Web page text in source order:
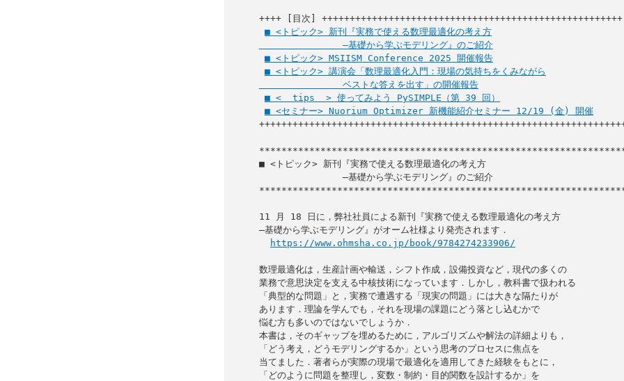
++++ [目次] ++++++++++++++++++++++++++++++++++++++++++++++++++++++
■ <トピック> 新刊『実務で使える数理最適化の考え方
               ―基礎から学ぶモデリング』のご紹介
■ <トピック> MSIISM Conference 2025 開催報告
■ <トピック> 講演会「数理最適化入門：現場の気持ちをくみながら
               ベストな答えを出す」の開催報告
■ <  tips  > 使ってみよう PySIMPLE（第 39 回）
■ <セミナー> Nuorium Optimizer 新機能紹介セミナー 12/19 (金) 開催
■ <トピック> 新刊『実務で使える数理最適化の考え方
11 月 18 日に，弊社社員による新刊『実務で使える数理最適化の考え方
―基礎から学ぶモデリング』がオーム社様より発売されます．
https://www.ohmsha.co.jp/book/9784274233906/
数理最適化は，生産計画や輸送，シフト作成，設備投資など，現代の多くの
業務で意思決定を支える中核技術になっています．しかし，教科書で扱われる
「典型的な問題」と，実務で遭遇する「現実の問題」には大きな隔たりが
あります．理論を学んでも，それを現場の課題にどう落とし込むかで
悩む方も多いのではないでしょうか．
本書は，そのギャップを埋めるために，アルゴリズムや解法の詳細よりも，
「どう考え，どうモデリングするか」という思考のプロセスに焦点を
当てました．著者らが実際の現場で最適化を適用してきた経験をもとに，
「どのように問題を整理し，変数・制約・目的関数を設計するか」を